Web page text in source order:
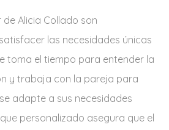
Alicia Collado son
las necesidades únicas
toma el tiempo para entender la
y trabaja con la pareja para
adapte a sus necesidades
personalizado asegura que el